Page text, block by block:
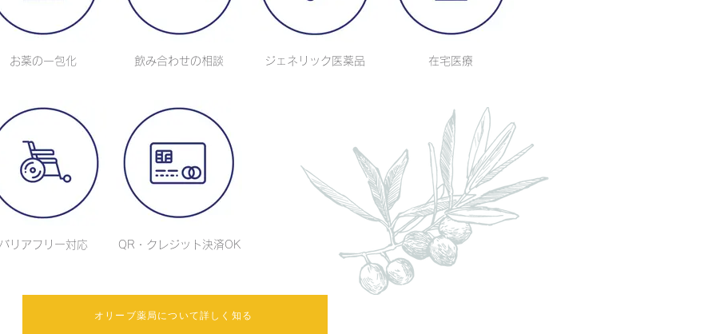
お薬の一包化 飲み合わせの相談 ジェネリック医薬品 在宅医療
バリアフリー対応 QR・クレジット決済OK
オリーブ薬局について詳しく知る